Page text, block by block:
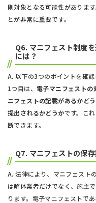
則対象となる可能性がありま
とが非常に重要です。
Q6. マニフェスト制度
には？
A. 以下の3つのポイントを確認
1つ目は、 電子マニフェストの
ニフェストの記載があるかど
提出されるかどうかです。こ
断できます。
Q7. マニフェストの保
A. 法律により、マニフェスト
は解体業者だけでなく、施主
ります。電子マニフェストで